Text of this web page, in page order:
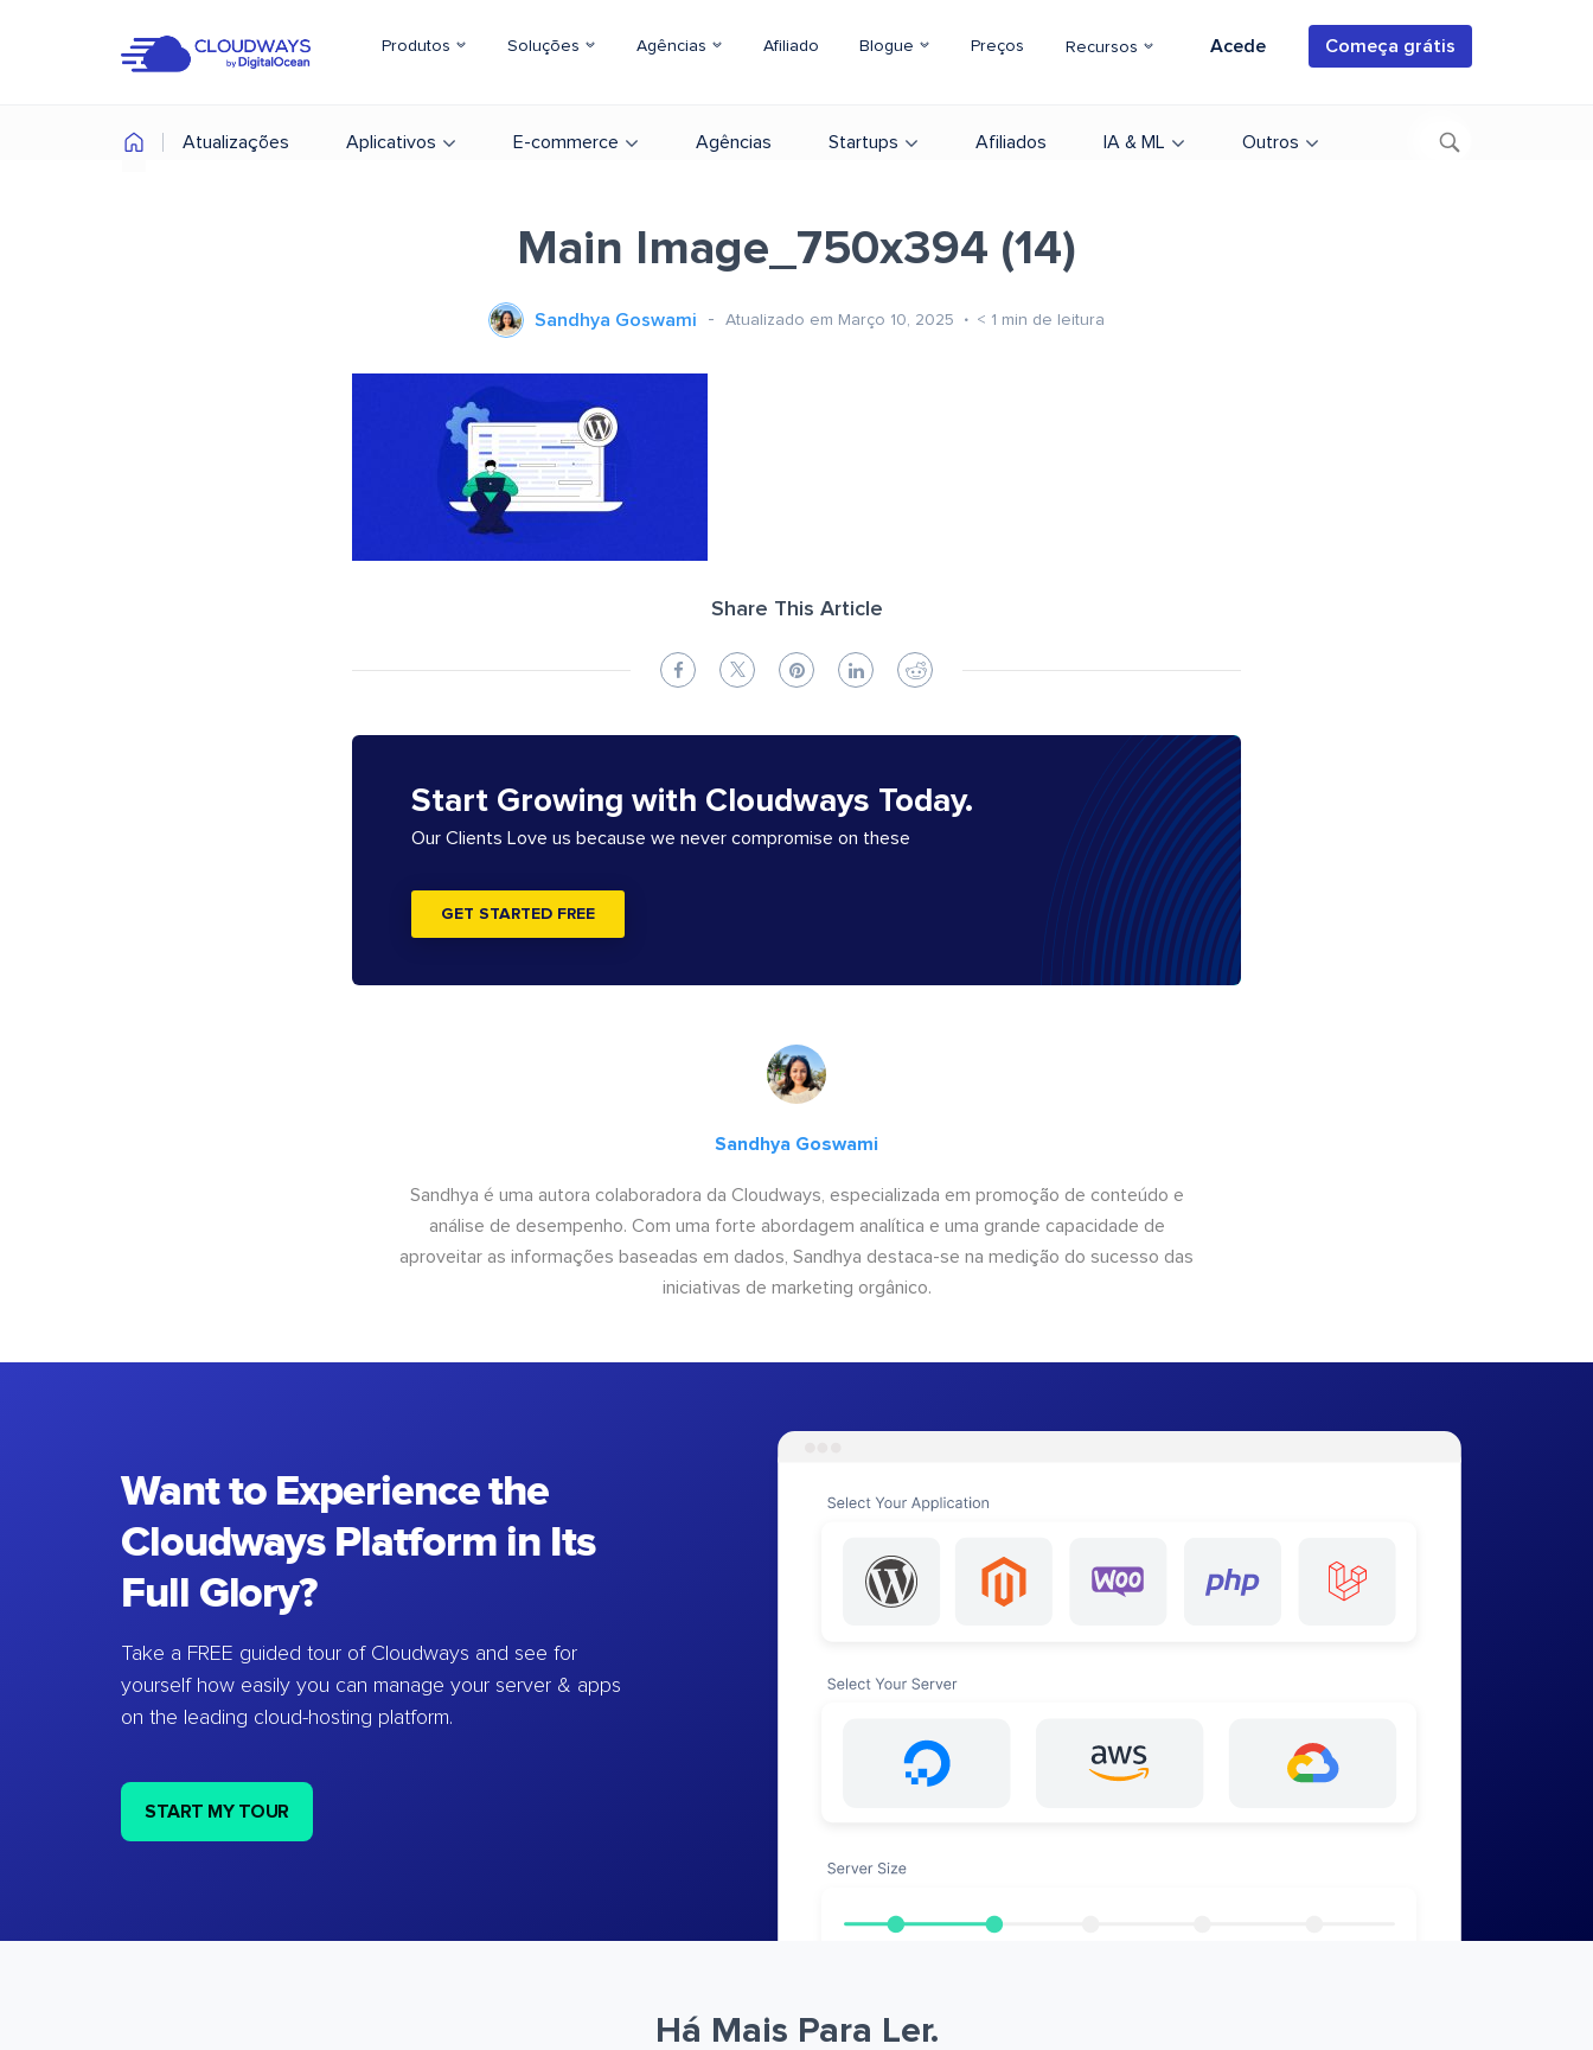
Produtos Soluções Agências Afiliado Blogue Preços Recursos Acede Começa grátis
Atualizações Aplicativos E-commerce Agências Startups Afiliados IA & ML Outros
Main Image_750x394 (14)
Sandhya Goswami Atualizado em Março 10, 2025 < 1 min de leitura
Share This Article
Start Growing with Cloudways Today.
Our Clients Love us because we never compromise on these
GET STARTED FREE
Sandhya Goswami
Sandhya é uma autora colaboradora da Cloudways, especializada em promoção de conteúdo e
análise de desempenho. Com uma forte abordagem analítica e uma grande capacidade de
aproveitar as informações baseadas em dados, Sandhya destaca-se na medição do sucesso das
iniciativas de marketing orgânico.
Want to Experience the
Cloudways Platform in Its
Full Glory?
Take a FREE guided tour of Cloudways and see for
yourself how easily you can manage your server & apps
on the leading cloud-hosting platform.
START MY TOUR
Há Mais Para Ler.